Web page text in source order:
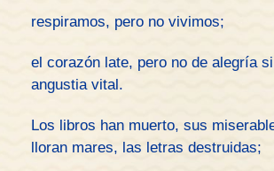
respiramos, pero no vivimos;
el corazón late, pero no de alegría
angustia vital.
Los libros han muerto, sus
lloran mares, las letras destruidas;